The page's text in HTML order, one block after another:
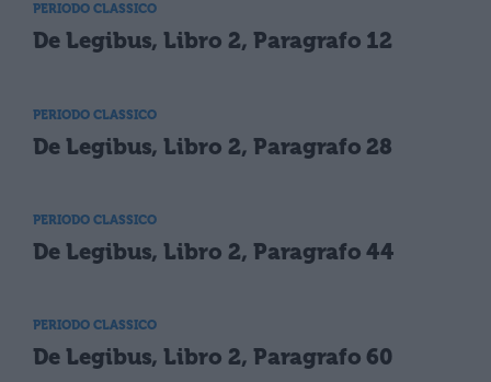
PERIODO CLASSICO
De Legibus, Libro 2, Paragrafo 12
PERIODO CLASSICO
De Legibus, Libro 2, Paragrafo 28
PERIODO CLASSICO
De Legibus, Libro 2, Paragrafo 44
PERIODO CLASSICO
De Legibus, Libro 2, Paragrafo 60